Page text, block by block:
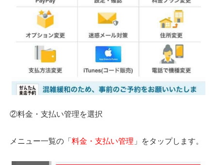
②料金・支払い管理を選択
メニュー一覧の「 料金・支払い管理 」をタップします。